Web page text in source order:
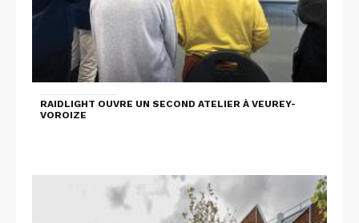
RAIDLIGHT OUVRE UN SECOND ATELIER À VEUREY-
VOROIZE